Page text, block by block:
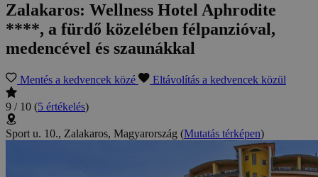
Zalakaros: Wellness Hotel Aphrodite
****, a fürdő közelében félpanzióval,
medencével és szaunákkal
Mentés a kedvencek közé Eltávolítás a kedvencek közül
9 / 10 (5 értékelés)
Sport u. 10., Zalakaros, Magyarország (Mutatás térképen)